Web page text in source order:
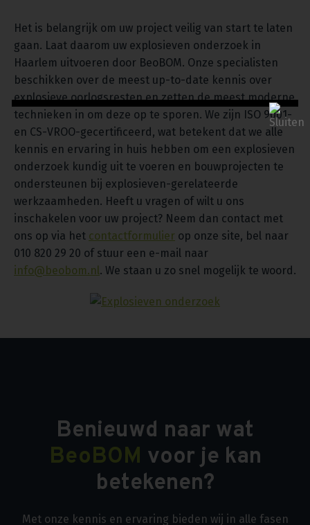
Het is belangrijk om uw project veilig van start te laten
gaan. Laat daarom uw explosieven onderzoek in
Haarlem uitvoeren door BeoBOM. Onze specialisten
beschikken over de meest up-to-date kennis over
explosieve oorlogsresten en zetten de meest moderne
technieken in om deze op te sporen. We zijn ISO 9001-
en CS-VROO-gecertificeerd, wat betekent dat we alle
kennis en ervaring in huis hebben om een explosieven
onderzoek kundig uit te voeren en bouwprojecten te
ondersteunen bij explosieven-gerelateerde
werkzaamheden. Heeft u vragen of wilt u ons
inschakelen voor uw project? Neem dan contact met
ons op via het contactformulier op onze site, bel naar
010 820 29 20 of stuur een e-mail naar
info@beobom.nl. We staan u zo snel mogelijk te woord.
Benieuwd naar wat
BeoBOM voor je kan
betekenen?
Met onze kennis en ervaring bieden wij in alle fasen